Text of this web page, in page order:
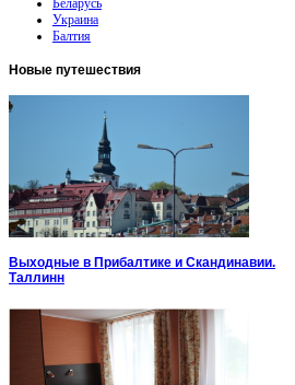
Беларусь
Украина
Балтия
Новые путешествия
Выходные в Прибалтике и Скандинавии.
Таллинн